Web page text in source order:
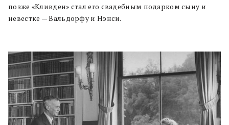
позже «Кливден» стал его свадебным подарком сыну и
невестке — Вальдорфу и Нэнси.